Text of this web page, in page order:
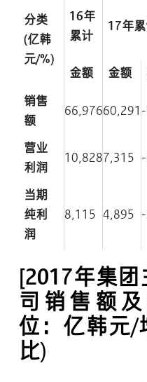
分类
(亿韩
元/%)
16年
累计
17年
金额 金额
销售
额
66,97660,291
营业
利润
10,828 7,315
当期
纯利
润
8,115 4,895
[2017年集
司销售额
位：亿韩元/
比)